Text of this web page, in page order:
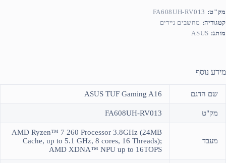
מק"ט: FA608UH-RV013
קטגוריה: מחשבים ניידים
מותג: ASUS
מידע נוסף
שם הדגם ASUS TUF Gaming A16
מק"ט FA608UH-RV013
מעבד
AMD Ryzen™ 7 260 Processor 3.8GHz (24MB
Cache, up to 5.1 GHz, 8 cores, 16 Threads);
AMD XDNA™ NPU up to 16TOPS